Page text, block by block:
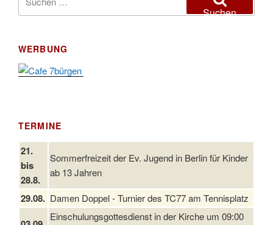
nach:
Suchen
WERBUNG
TERMINE
21.
bis
28.8.
Sommerfreizeit der Ev. Jugend in Berlin für Kinder
ab 13 Jahren
29.08. Damen Doppel - Turnier des TC77 am Tennisplatz
Einschulungsgottesdienst in der Kirche um 09:00